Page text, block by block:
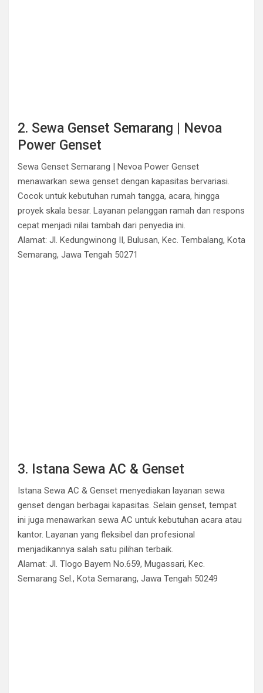
2. Sewa Genset Semarang | Nevoa
Power Genset
Sewa Genset Semarang | Nevoa Power Genset
menawarkan sewa genset dengan kapasitas bervariasi.
Cocok untuk kebutuhan rumah tangga, acara, hingga
proyek skala besar. Layanan pelanggan ramah dan respons
cepat menjadi nilai tambah dari penyedia ini.
Alamat: Jl. Kedungwinong II, Bulusan, Kec. Tembalang, Kota
Semarang, Jawa Tengah 50271
3. Istana Sewa AC & Genset
Istana Sewa AC & Genset menyediakan layanan sewa
genset dengan berbagai kapasitas. Selain genset, tempat
ini juga menawarkan sewa AC untuk kebutuhan acara atau
kantor. Layanan yang fleksibel dan profesional
menjadikannya salah satu pilihan terbaik.
Alamat: Jl. Tlogo Bayem No.659, Mugassari, Kec.
Semarang Sel., Kota Semarang, Jawa Tengah 50249